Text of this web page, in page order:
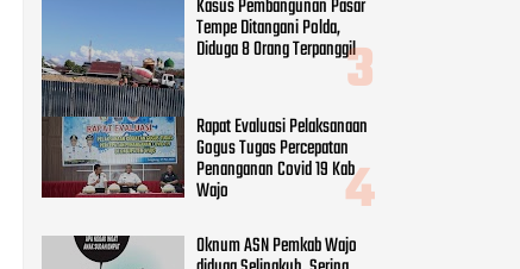
Kasus Pembangunan Pasar
Tempe Ditangani Polda,
Diduga 8 Orang Terpanggil
Rapat Evaluasi Pelaksanaan
Gogus Tugas Percepatan
Penanganan Covid 19 Kab
Wajo
Oknum ASN Pemkab Wajo